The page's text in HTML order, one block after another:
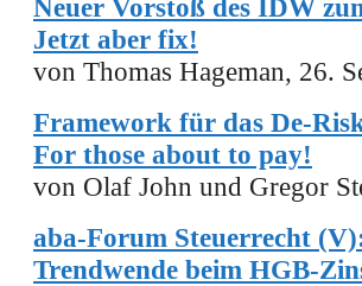
Neuer Vorstoß des IDW
Jetzt aber fix!
von Thomas Hageman, 26.
Framework für das De-
For those about to pay!
von Olaf John und Gregor
aba-Forum Steuerrecht
Trendwende beim HGB-